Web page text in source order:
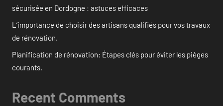
sécurisée en Dordogne : astuces efficaces
L’importance de choisir des artisans qualifiés pour vos travaux
de rénovation.
Planification de rénovation: Étapes clés pour éviter les pièges
courants.
Recent Comments